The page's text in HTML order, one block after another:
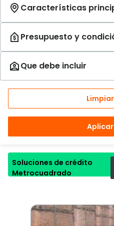
Soluciones de crédito
Metrocuadrado